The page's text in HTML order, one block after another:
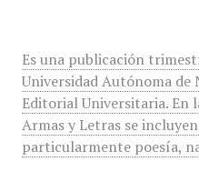
Es una publicación
Universidad Autónoma de
Editorial Universitaria. En
Armas y Letras se
particularmente poesía,